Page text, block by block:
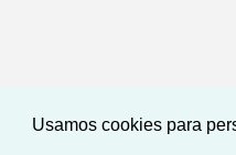
Usamos cookies para